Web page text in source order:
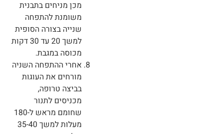
מכן מניחים בתבנית
משומנת להתפחה
שנייה בצורה הסופית
למשך 20 עד 30 דקות
מכוסה במגבת.
אחרי ההתפחה השניה
מורחים את העוגות
בביצה טרופה,
מכניסים לתנור
שחומם מראש ל-180
מעלות למשך 35-40